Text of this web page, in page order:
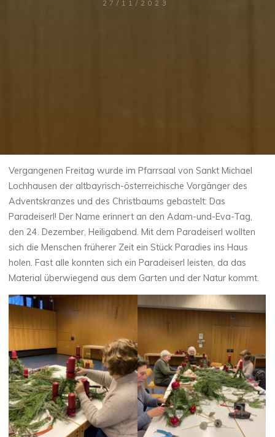
27/11/2023
Vergangenen Freitag wurde im Pfarrsaal von Sankt Michael
Lochhausen der altbayrisch-österreichische Vorgänger des
Adventskranzes und des Christbaums gebastelt: Das
Paradeiserl! Der Name erinnert an den Adam-und-Eva-Tag,
den 24. Dezember, Heiligabend. Mit dem Paradeiserl wollten
sich die Menschen früherer Zeit ein Stück Paradies ins Haus
holen. Fast alle konnten sich ein Paradeiserl leisten, da das
Material überwiegend aus dem Garten und der Natur kommt.